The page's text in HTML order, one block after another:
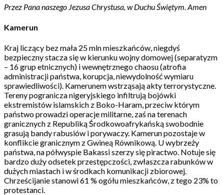
Przez Pana naszego Jezusa Chrystusa, w Duchu Świętym. Amen
Kamerun
Kraj liczący bez mała 25 mln mieszkańców, niegdyś
bezpieczny stacza się w kierunku wojny domowej (separatyzm
– 16 grup etnicznych) i wewnętrznego chaosu (atrofia
administracji państwa, korupcja, niewydolność wymiaru
sprawiedliwości). Kamerunem wstrząsają akty terrorystyczne.
Tereny pogranicza nigeryjskiego infiltrują bojówki
ekstremistów islamskich z Boko-Haram, przeciw którym
państwo prowadzi operacje militarne, zaś na terenach
granicznych z Republiką Środkowoafrykańską swobodnie
grasują bandy rabusiów i porywaczy. Kamerun pozostaje w
konflikcie granicznym z Gwineą Równikową. U wybrzeży
państwa, na półwyspie Bakassi szerzy się piractwo. Notuje się
bardzo duży odsetek przestępczości, zwłaszcza rabunków w
dużych miastach i w środkach komunikacji zbiorowej.
Chrześcijanie stanowi 61 % ogółu mieszkańców, z tego 23% to
protestanci.